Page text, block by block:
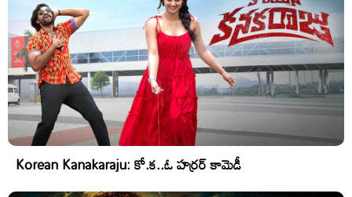
Korean Kanakaraju: కో.క..ఓ హర్రర్ కామెడీ